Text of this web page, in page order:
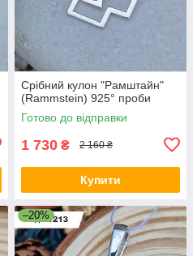
Срібний кулон "Рамштайн"
(Rammstein) 925° проби
Готово до відправки
1 730 ₴ 2 160 ₴
Купити
–20%